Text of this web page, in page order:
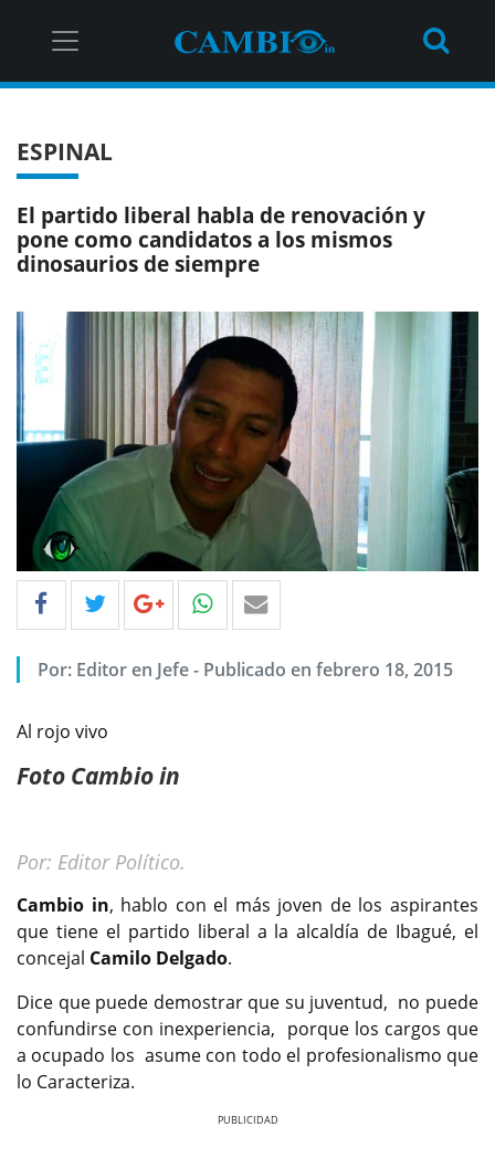
ESPINAL
El partido liberal habla de renovación y
pone como candidatos a los mismos
dinosaurios de siempre
Por: Editor en Jefe - Publicado en febrero 18, 2015
Al rojo vivo
Foto Cambio in
Por: Editor Político.
Cambio in, hablo con el más joven de los aspirantes
que tiene el partido liberal a la alcaldía de Ibagué, el
concejal Camilo Delgado.
Dice que puede demostrar que su juventud, no puede
confundirse con inexperiencia, porque los cargos que
a ocupado los asume con todo el profesionalismo que
lo Caracteriza.